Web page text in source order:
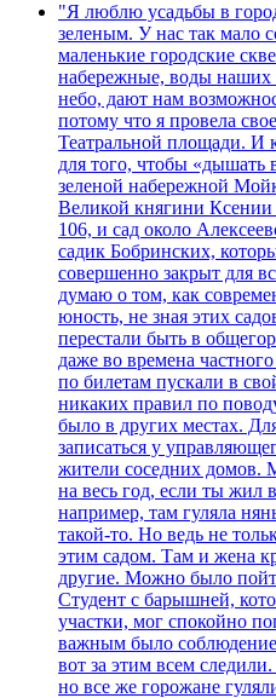
"Я люблю усадьбы в
зеленым. У нас так мало
маленькие городские
набережные, воды наших
небо, дают нам
потому что я провела
Театральной площади. И
для того, чтобы «дышать
зеленой набережной
Великой княгини
106, и сад около
садик Бобринских,
совершенно закрыт для
думаю о том, как
юность, не зная этих
перестали быть в
даже во времена
по билетам пускали в
никаких правил по
было в других местах.
записаться у
жители соседних домов.
на весь год, если ты жил
например, там гуляла
такой-то. Но ведь не
этим садом. Там и жена
другие. Можно было
Студент с барышней,
участки, мог спокойно
важным было соблюдение
вот за этим всем
но все же горожане